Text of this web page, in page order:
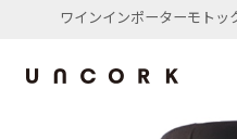
ワインインポーターモト